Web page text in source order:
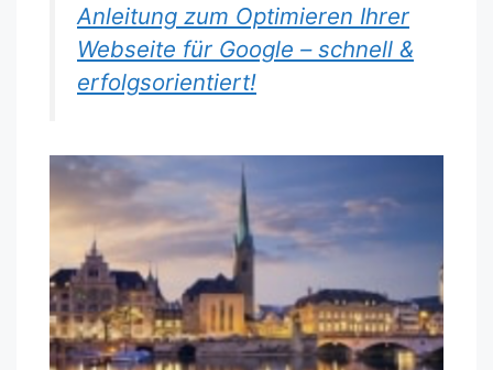
Anleitung zum Optimieren Ihrer
Webseite für Google – schnell &
erfolgsorientiert!